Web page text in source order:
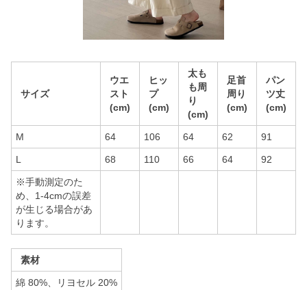
サイズ
ウエ
スト
(cm)
ヒッ
プ
(cm)
太も
も周
り
(cm)
足首
周り
(cm)
パン
ツ丈
(cm)
M 64 106 64 62 91
L 68 110 66 64 92
※手動測定のた
め、1-4cmの誤差
が生じる場合があ
ります。
素材
綿 80%、リヨセル 20%